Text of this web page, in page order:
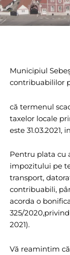
Municipiul
contribuabililor
că termenul
taxelor locale
este 31.03.2021,
Pentru plata cu
impozitului pe
transport,
contribuabili,
acorda o
325/
2021).
Vă reamintim